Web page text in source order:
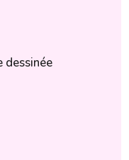
dessinée